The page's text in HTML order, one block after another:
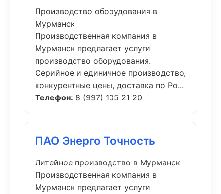
Производство оборудования в
Мурманск
Производственная компания в
Мурманск предлагает услуги
производство оборудования.
Серийное и единичное производство,
конкурентные цены, доставка по Ро...
Телефон: 8 (997) 105 21 20
ПАО Энерго Точность
Литейное производство в Мурманск
Производственная компания в
Мурманск предлагает услуги